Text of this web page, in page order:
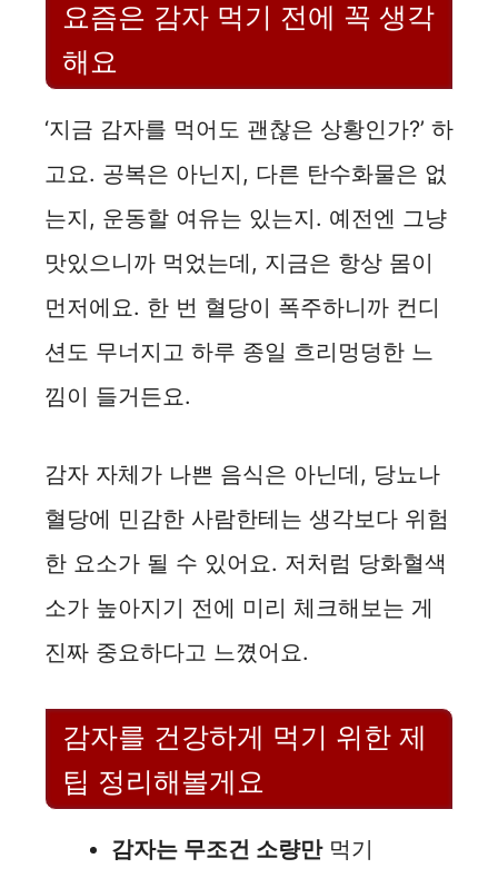
요즘은 감자 먹기 전에 꼭 생각
해요
‘지금 감자를 먹어도 괜찮은 상황인가?’ 하
고요. 공복은 아닌지, 다른 탄수화물은 없
는지, 운동할 여유는 있는지. 예전엔 그냥
맛있으니까 먹었는데, 지금은 항상 몸이
먼저에요. 한 번 혈당이 폭주하니까 컨디
션도 무너지고 하루 종일 흐리멍덩한 느
낌이 들거든요.
감자 자체가 나쁜 음식은 아닌데, 당뇨나
혈당에 민감한 사람한테는 생각보다 위험
한 요소가 될 수 있어요. 저처럼 당화혈색
소가 높아지기 전에 미리 체크해보는 게
진짜 중요하다고 느꼈어요.
감자를 건강하게 먹기 위한 제
팁 정리해볼게요
감자는 무조건 소량만먹기